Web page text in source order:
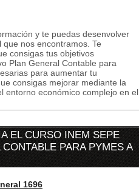
y te puedas desenvolver
nos encontramos. Te
consigas tus objetivos
Plan General Contable para
para aumentar tu
consigas mejorar mediante la
entorno económico complejo en el
EL CURSO INEM SEPE
PARA PYMES A
1696